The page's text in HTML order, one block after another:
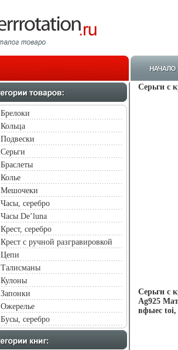
Брелоки
Кольца
Подвески
Серьги
Браслеты
Колье
Мешочеки
Часы, серебро
Часы De’luna
Крест, серебро
Крест с ручной разгравировкой
Цепи
Талисманы
Кулоны
Запонки
Ожерелье
Бусы, серебро
Серьги с
Серьги с
Ag925
вфыес